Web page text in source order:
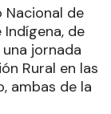
Nacional de
de
jornada
Rural en las
ambas de la